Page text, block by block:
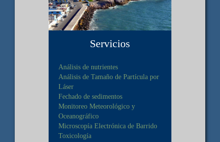
Servicios
Análisis de nutrientes
Análisis de Tamaño de Partícula por
Láser
Fechado de sedimentos
Monitoreo Meteorológico y
Oceanográfico
Microscopía Electrónica de Barrido
Toxicología